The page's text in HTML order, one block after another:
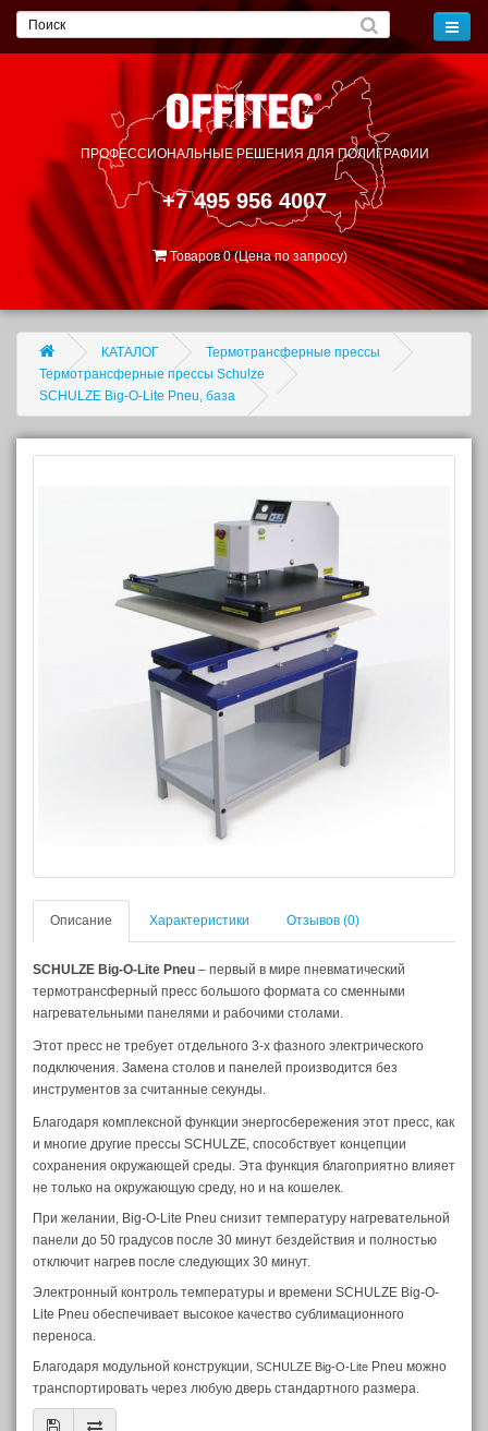
ПРОФЕССИОНАЛЬНЫЕ РЕШЕНИЯДЛЯ ПОЛИГРАФИИ
+7 495 956 4007
Товаров 0 (Цена по запросу)
КАТАЛОГ
Термотрансферные прессы
Термотрансферные прессы Schulze
SCHULZE Big-O-Lite Pneu, база
Описание Характеристики Отзывов (0)
SCHULZE Big-O-Lite Pneu – первый в мире пневматический
термотрансферный пресс большого формата со сменными
нагревательными панелями и рабочими столами.
Этот пресс не требует отдельного 3-х фазного электрического
подключения. Замена столов и панелей производится без
инструментов за считанные секунды.
Благодаря комплексной функции энергосбережения этот пресс, как
и многие другие прессы SCHULZE, способствует концепции
сохранения окружающей среды. Эта функция благоприятно влияет
не только на окружающую среду, но и на кошелек.
При желании, Big-O-Lite Pneu снизит температуру нагревательной
панели до 50 градусов после 30 минут бездействия и полностью
отключит нагрев после следующих 30 минут.
Электронный контроль температуры и времени SCHULZE Big-O-
Lite Pneu обеспечивает высокое качество сублимационного
переноса.
Благодаря модульной конструкции, SCHULZE Big-O-Lite Pneu можно
транспортировать через любую дверь стандартного размера.